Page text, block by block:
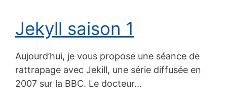
Jekyll saison 1
Aujourd’hui, je vous propose une séance de
rattrapage avec Jekill, une série diffusée en
2007 sur la BBC. Le docteur…